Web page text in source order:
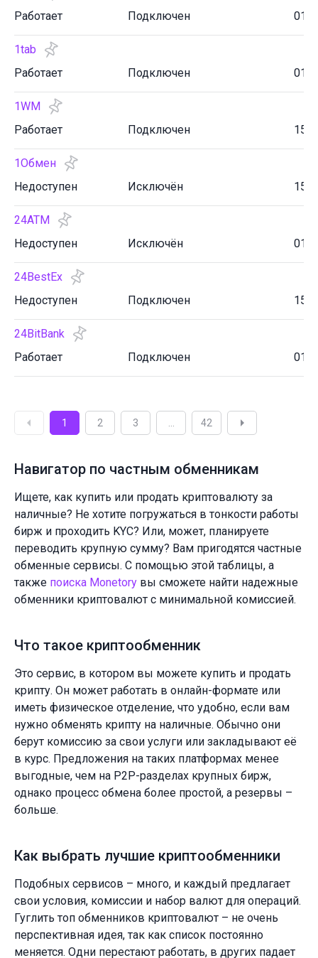
Работает
Подключен
1tab
Работает
Подключен
1WM
Работает
Подключен
1Обмен
Недоступен
Исключён
24ATM
Недоступен
Исключён
24BestEx
Недоступен
Подключен
24BitBank
Работает
Подключен
1 2 3 42
Навигатор по частным обменникам
Ищете, как купить или продать криптовалюту за
наличные? Не хотите погружаться в тонкости работы
бирж и проходить KYC? Или, может, планируете
переводить крупную сумму? Вам пригодятся частные
обменные сервисы. С помощью этой таблицы, а
также поиска Monetory вы сможете найти надежные
обменники криптовалют с минимальной комиссией.
Что такое криптообменник
Это сервис, в котором вы можете купить и продать
крипту. Он может работать в онлайн-формате или
иметь физическое отделение, что удобно, если вам
нужно обменять крипту на наличные. Обычно они
берут комиссию за свои услуги или закладывают её
в курс. Предложения на таких платформах менее
выгодные, чем на P2P-разделах крупных бирж,
однако процесс обмена более простой, а резервы –
больше.
Как выбрать лучшие криптообменники
Подобных сервисов – много, и каждый предлагает
свои условия, комиссии и набор валют для операций.
Гуглить топ обменников криптовалют – не очень
перспективная идея, так как список постоянно
меняется. Одни перестают работать, в других падает